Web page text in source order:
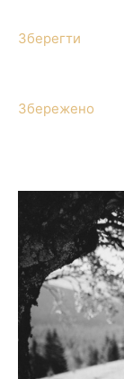
Зберегти
Збережено